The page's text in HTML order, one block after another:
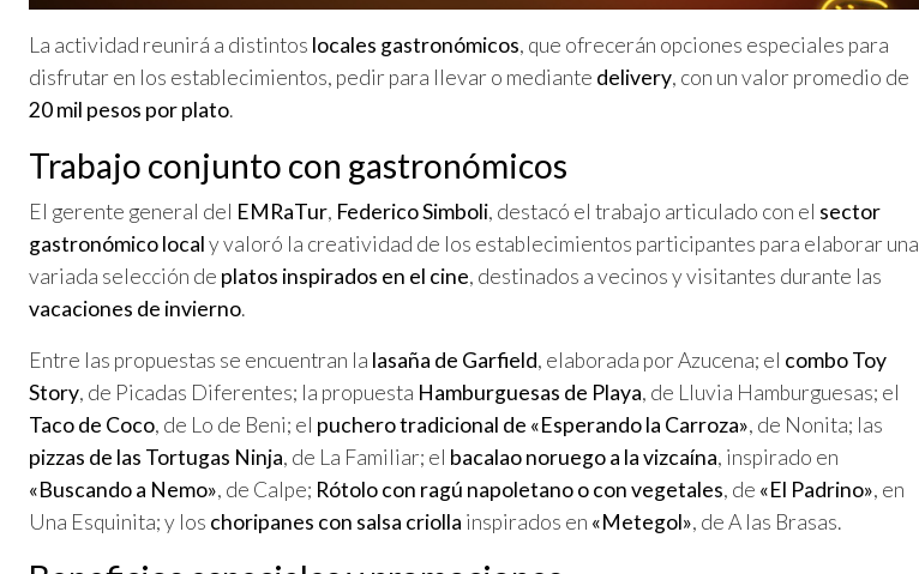
La actividad reunirá a distintos locales gastronómicos, que ofrecerán opciones especiales para
disfrutar en los establecimientos, pedir para llevar o mediante delivery, con un valor promedio de
20 mil pesos por plato.
Trabajo conjunto con gastronómicos
El gerente general del EMRaTur, Federico Simboli, destacó el trabajo articulado con el sector
gastronómico localy valoró la creatividad de los establecimientos participantes para elaborar una
variada selección de platos inspirados en el cine, destinados a vecinos y visitantes durante las
vacaciones de invierno.
Entre las propuestas se encuentran la lasaña de Garfield, elaborada por Azucena; el combo Toy
Story, de Picadas Diferentes; la propuesta Hamburguesas de Playa, de Lluvia Hamburguesas; el
Taco de Coco, de Lo de Beni; el puchero tradicional de «Esperando la Carroza», de Nonita; las
pizzas de las Tortugas Ninja, de La Familiar; el bacalao noruego a la vizcaína, inspirado en
«Buscando a Nemo», de Calpe; Rótolo con ragú napoletano o con vegetales, de «El Padrino», en
Una Esquinita; y los choripanes con salsa criolla inspirados en «Metegol», de A las Brasas.